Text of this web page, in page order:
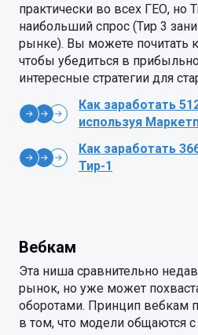
практически во всех ГЕО, но
наибольший спрос (Тир 3
рынке). Вы можете почитать
чтобы убедиться в
интересные стратегии для
Как заработать
используя
Как заработать
Тир-1
Вебкам
Эта ниша сравнительно
рынок, но уже может
оборотами. Принцип вебкам
в том, что модели общаются